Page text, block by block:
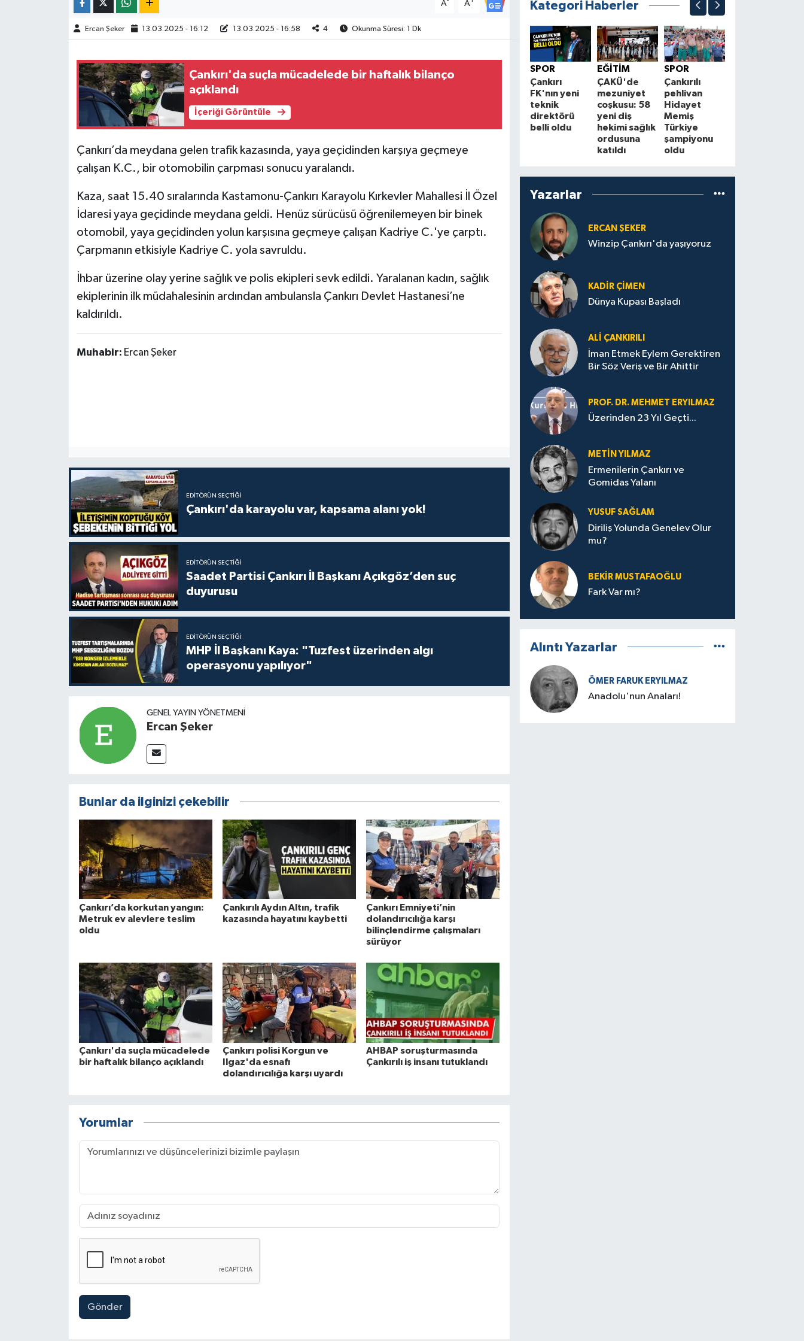
A A
Ercan Şeker 13.03.2025 - 16:12 13.03.2025 - 16:58 4 Okunma Süresi: 1 Dk
Çankırı'da suçla mücadelede bir haftalık bilanço
açıklandı
İçeriği Görüntüle
Çankırı’da meydana gelen trafik kazasında, yaya geçidinden karşıya geçmeye
çalışan K.C., bir otomobilin çarpması sonucu yaralandı.
Kaza, saat 15.40 sıralarında Kastamonu-Çankırı Karayolu Kırkevler Mahallesi İl Özel
İdaresi yaya geçidinde meydana geldi. Henüz sürücüsü öğrenilemeyen bir binek
otomobil, yaya geçidinden yolun karşısına geçmeye çalışan Kadriye C.'ye çarptı.
Çarpmanın etkisiyle Kadriye C. yola savruldu.
İhbar üzerine olay yerine sağlık ve polis ekipleri sevk edildi. Yaralanan kadın, sağlık
ekiplerinin ilk müdahalesinin ardından ambulansla Çankırı Devlet Hastanesi’ne
kaldırıldı.
Muhabir: Ercan Şeker
EDITÖRÜN SEÇTIĞI
Çankırı'da karayolu var, kapsama alanı yok!
EDITÖRÜN SEÇTIĞI
Saadet Partisi Çankırı İl Başkanı Açıkgöz’den suç
duyurusu
EDITÖRÜN SEÇTIĞI
MHP İl Başkanı Kaya: "Tuzfest üzerinden algı
operasyonu yapılıyor"
GENEL YAYIN YÖNETMENI
Ercan Şeker
Bunlar da ilginizi çekebilir
Çankırı’da korkutan yangın:
Metruk ev alevlere teslim
oldu
Çankırılı Aydın Altın, trafik
kazasında hayatını kaybetti
Çankırı Emniyeti’nin
dolandırıcılığa karşı
bilinçlendirme çalışmaları
sürüyor
Çankırı'da suçla mücadelede
bir haftalık bilanço açıklandı
Çankırı polisi Korgun ve
Ilgaz'da esnafı
dolandırıcılığa karşı uyardı
AHBAP soruşturmasında
Çankırılı iş insanı tutuklandı
Yorumlar
Gönder
Kategori Haberler
SPOR
Çankırı
FK'nın yeni
teknik
direktörü
belli oldu
EĞİTİM
ÇAKÜ'de
mezuniyet
coşkusu: 58
yeni diş
hekimi sağlık
ordusuna
katıldı
SPOR
Çankırılı
pehlivan
Hidayet
Memiş
Türkiye
şampiyonu
oldu
Yazarlar
ERCAN ŞEKER
Winzip Çankırı'da yaşıyoruz
KADIR ÇIMEN
Dünya Kupası Başladı
ALI ÇANKIRILI
İman Etmek Eylem Gerektiren
Bir Söz Veriş ve Bir Ahittir
PROF. DR. MEHMET ERYILMAZ
Üzerinden 23 Yıl Geçti...
METIN YILMAZ
Ermenilerin Çankırı ve
Gomidas Yalanı
YUSUF SAĞLAM
Diriliş Yolunda Genelev Olur
mu?
BEKIR MUSTAFAOĞLU
Fark Var mı?
Alıntı Yazarlar
ÖMER FARUK ERYILMAZ
Anadolu'nun Anaları!
TÜRKİYE